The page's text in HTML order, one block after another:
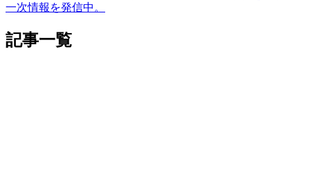
一次情報を発信中。
記事一覧